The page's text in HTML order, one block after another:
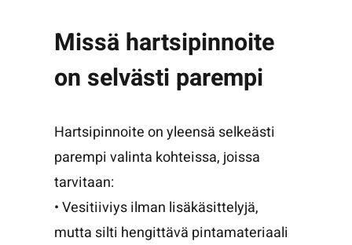
Missä hartsipinnoite
on selvästi parempi
Hartsipinnoite on yleensä selkeästi
parempi valinta kohteissa, joissa
tarvitaan:
• Vesitiiviys ilman lisäkäsittelyjä,
mutta silti hengittävä pintamateriaali